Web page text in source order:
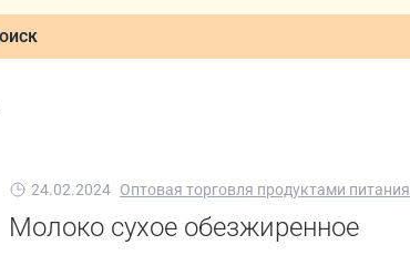
24.02.2024 Оптовая торговля продуктами питания
Молоко сухое обезжиренное